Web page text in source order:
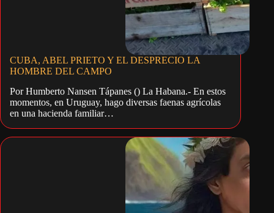
CUBA, ABEL PRIETO Y EL DESPRECIO LA
HOMBRE DEL CAMPO
Por Humberto Nansen Tápanes () La Habana.- En estos
momentos, en Uruguay, hago diversas faenas agrícolas
en una hacienda familiar…